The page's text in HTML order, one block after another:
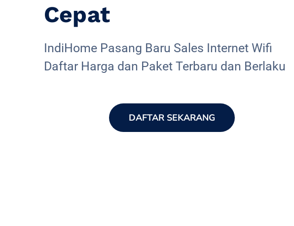
Cepat
IndiHome Pasang Baru Sales Internet Wifi
Daftar Harga dan Paket Terbaru dan Berlaku
DAFTAR SEKARANG